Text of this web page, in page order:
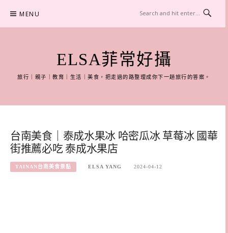
content
MENU
ELSA菲常好攝
旅行｜親子｜教育｜生活｜美食，把走過的路整理成你下一趟旅行的答案。
台南美食｜泰成水果冰 哈密瓜冰 草莓冰 國華
街推薦必吃 泰成水果店
TAINAN台南美食景點 ELSA YANG 2024-04-12